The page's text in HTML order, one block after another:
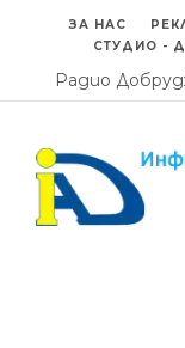
ЗА НАС
СТУДИО -
Радио